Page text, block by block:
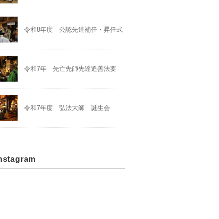
令和8年度 公認先達補任・昇任式
令和7年 先亡先師先達追善法要
令和7年度 弘法大師 誕生会